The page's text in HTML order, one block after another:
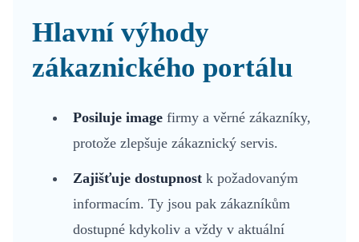
Hlavní výhody
zákaznického portálu
Posiluje image firmy a věrné zákazníky,
protože zlepšuje zákaznický servis.
Zajišťuje dostupnost k požadovaným
informacím. Ty jsou pak zákazníkům
dostupné kdykoliv a vždy v aktuální